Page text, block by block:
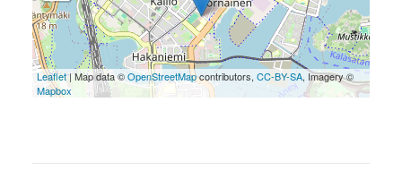
Leaflet| Map data ©OpenStreetMapcontributors, CC-BY-SA, Imagery ©
Mapbox